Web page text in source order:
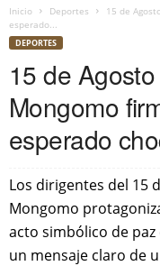
Inicio Deportes
15 de
esperado...
DEPORTES
15 de
Mongomo
esperado
Los dirigentes del 15
Mongomo
acto simbólico de
un mensaje claro de